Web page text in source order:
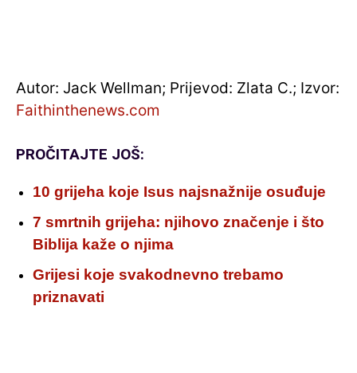
Autor: Jack Wellman; Prijevod: Zlata C.; Izvor:
Faithinthenews.com
PROČITAJTE JOŠ:
10 grijeha koje Isus najsnažnije osuđuje
7 smrtnih grijeha: njihovo značenje i što
Biblija kaže o njima
Grijesi koje svakodnevno trebamo
priznavati